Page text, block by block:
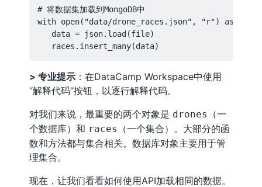
# 将数据集加载到MongoDB中
with open("data/drone_races.json", "r") as file:
   data = json.load(file)
> 专业提示 ：在DataCamp Workspace中使用
“解释代码”按钮，以逐行解释代码。
对我们来说，最重要的两个对象是 drones
（一
个数据库）和 races
（一个集合）。大部分的函
数和方法都与集合相关。数据库对象主要用于管
理集合。
现在，让我们看看如何使用API加载相同的数据。